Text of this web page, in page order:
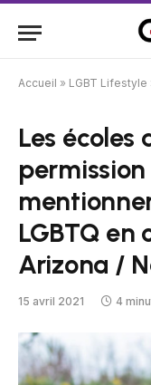
Accueil » LGBT Lifestyle
Les écoles
LGBTQ en
Arizona /
15 avril 2021 4